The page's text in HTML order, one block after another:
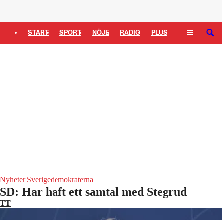
START SPORT NÖJE RADIO PLUS SÖK
Nyheter|Sverigedemokraterna
SD: Har haft ett samtal med Stegrud
TT